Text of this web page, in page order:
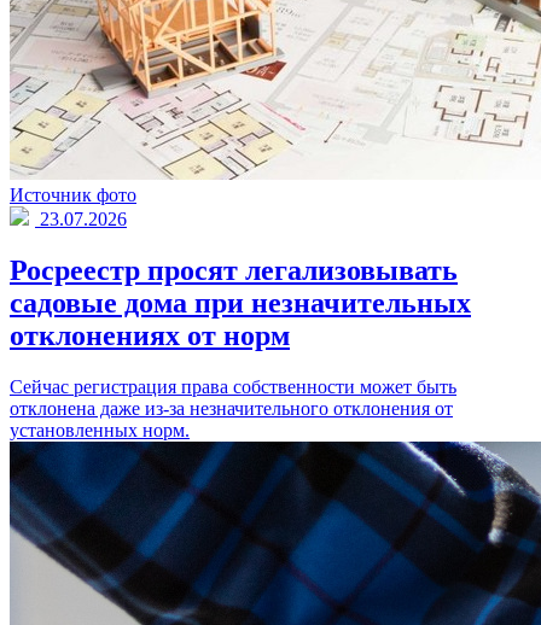
Источник фото
23.07.2026
Росреестр просят легализовывать
садовые дома при незначительных
отклонениях от норм
Сейчас регистрация права собственности может быть
отклонена даже из-за незначительного отклонения от
установленных норм.